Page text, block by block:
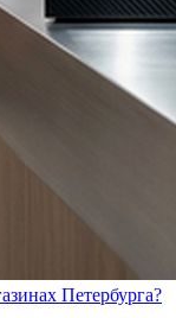
Петербурга?